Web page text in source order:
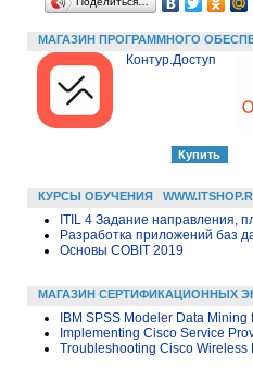
МАГАЗИН ПРОГРАММНОГО
Контур.Доступ
КУРСЫ ОБУЧЕНИЯ
ITIL 4 Задание направления,
Разработка приложений баз
Основы COBIT 2019
МАГАЗИН СЕРТИФИКАЦИОННЫХ
IBM SPSS Modeler Data
Implementing Cisco Service
Troubleshooting Cisco Wireless